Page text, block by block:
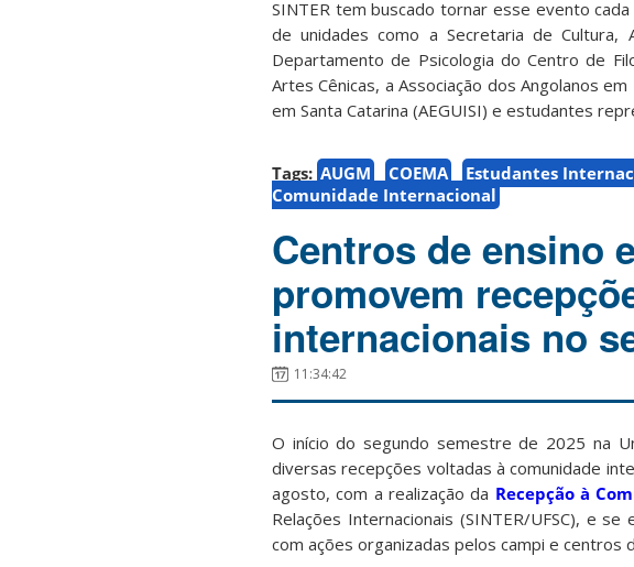
SINTER tem buscado tornar esse evento
de unidades como a Secretaria de
Departamento de Psicologia do Centro de
Artes Cênicas, a Associação dos Angolanos
em Santa Catarina (AEGUISI) e estudantes
Tags: AUGM COEMA Estudantes
Comunidade Internacional
Centros de ensino
promovem
internacionais no
11:34:42
O início do segundo semestre de 2025 na
diversas recepções voltadas à comunidade
agosto, com a realização da Recepção à
Relações Internacionais (SINTER/UFSC), e
com ações organizadas pelos campi e centros